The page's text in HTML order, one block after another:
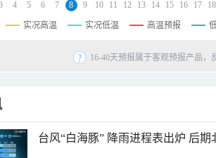
4 5 6 7 8 9 10 11 12 13 14 15 16 17 18
实况高温 实况低温 高温预报
16-40天预报属于客观预报产品
台风“白海豚” 降雨进程表出炉 后